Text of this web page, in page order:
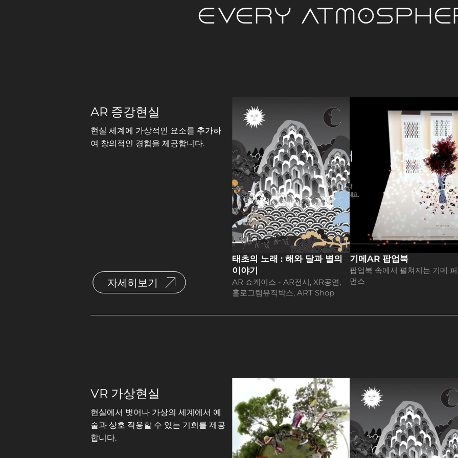
every
AR 증강현실
현실 세계에 가상적인 요소를 추가하
여 창의적인 경험을 제공합니다.
자세히보기
태초의 노래 : 해와 달과 별의
이야기
AR 쇼케이스 - AR전시, XR공연,
홀로그램뮤직박스, ART Shop
기메AR 팝업북
팝업북 속에서 펼쳐지는 기메
먼스
VR 가상현실
현실에서 벗어나 가상의 세계에서 예
술과 상호 작용할 수 있는 기회를 제공
합니다.